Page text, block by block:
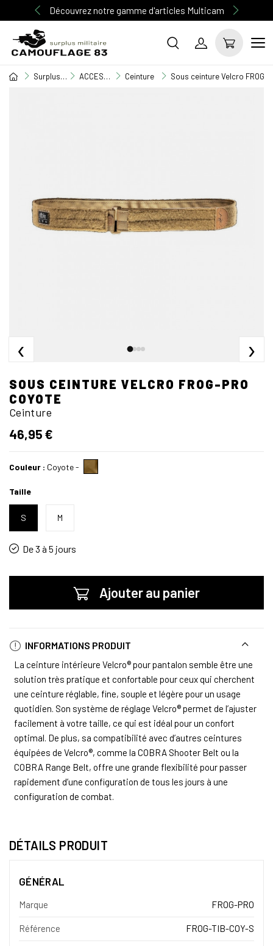
Découvrez notre gamme d'articles Multicam
Surplus Militaire ACCESSOIRE MILITAIRE Ceinture Sous ceinture Velcro FROG-
‹ ›
SOUS CEINTURE VELCRO FROG-PRO
COYOTE
Ceinture
46,95 €
Couleur : Coyote-
Taille
S M
De 3 à 5 jours
Ajouter au panier
INFORMATIONS PRODUIT
La ceinture intérieure Velcro® pour pantalon semble être une
solution très pratique et confortable pour ceux qui cherchent
une ceinture réglable, fine, souple et légère pour un usage
quotidien. Son système de réglage Velcro® permet de l’ajuster
facilement à votre taille, ce qui est idéal pour un confort
optimal. De plus, sa compatibilité avec d’autres ceintures
équipées de Velcro®, comme la COBRA Shooter Belt ou la
COBRA Range Belt, offre une grande flexibilité pour passer
rapidement d’une configuration de tous les jours à une
configuration de combat.
DÉTAILS PRODUIT
GÉNÉRAL
Marque FROG-PRO
Référence FROG-TIB-COY-S